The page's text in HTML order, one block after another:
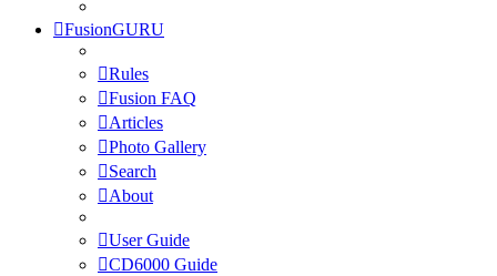
FusionGURU
Rules
Fusion FAQ
Articles
Photo Gallery
Search
About
User Guide
CD6000 Guide